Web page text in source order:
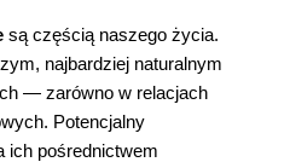
są częścią naszego życia.
najbardziej naturalnym
— zarówno w relacjach
Potencjalny
ich pośrednictwem